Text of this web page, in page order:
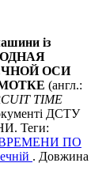
із
ОСИ
(англ.:
TIME
ДСТУ
Теги:
ПО
. Довжина